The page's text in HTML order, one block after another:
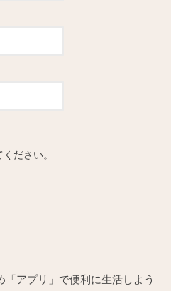
ださい。
「アプリ」で便利に生活しよう